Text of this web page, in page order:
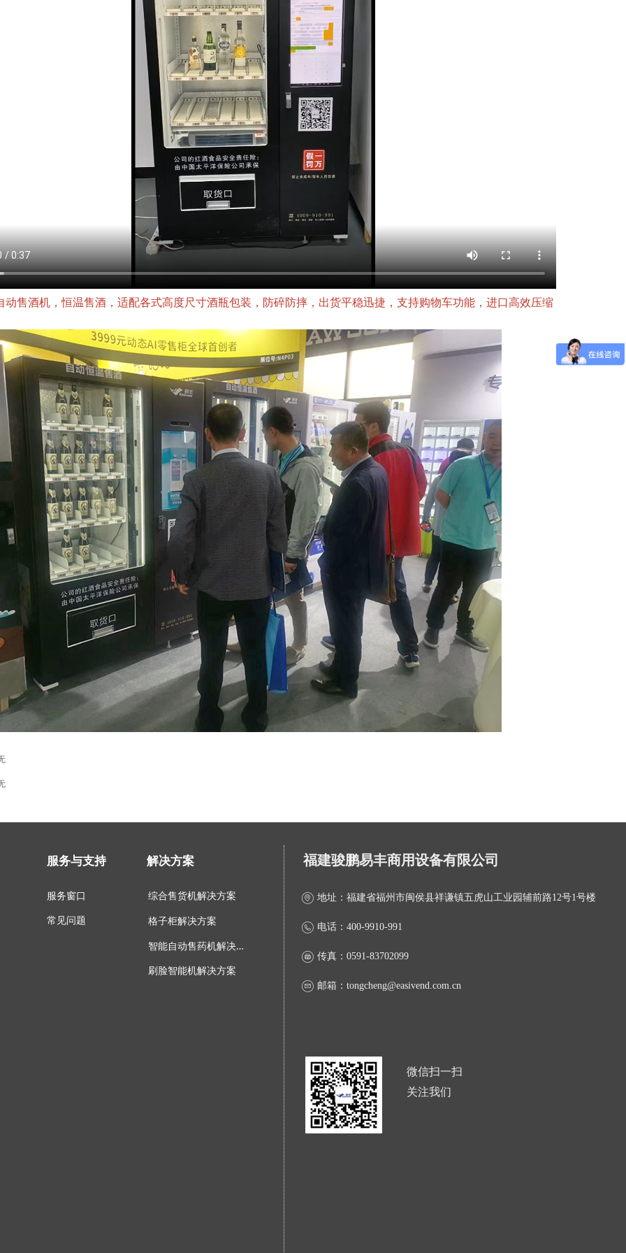
动售酒机，恒温售酒，适配各式高度尺寸酒瓶包装，防碎防摔，出货平稳迅捷，支持购物车功能，进口高效压缩
服务与支持 解决方案
服务窗口
常见问题
综合售货机解决方案
格子柜解决方案
智
能自动售药机解决方案
刷脸智能机解决方案
地址： 福建省福州市闽侯县祥谦镇五虎山工业园辅前路12号1号楼
电话： 400-9910-991
传真： 0591-83702099
邮箱： tongcheng@easivend.com.cn
福建骏鹏易丰商用设备有限公司
微信扫一扫
关注我们